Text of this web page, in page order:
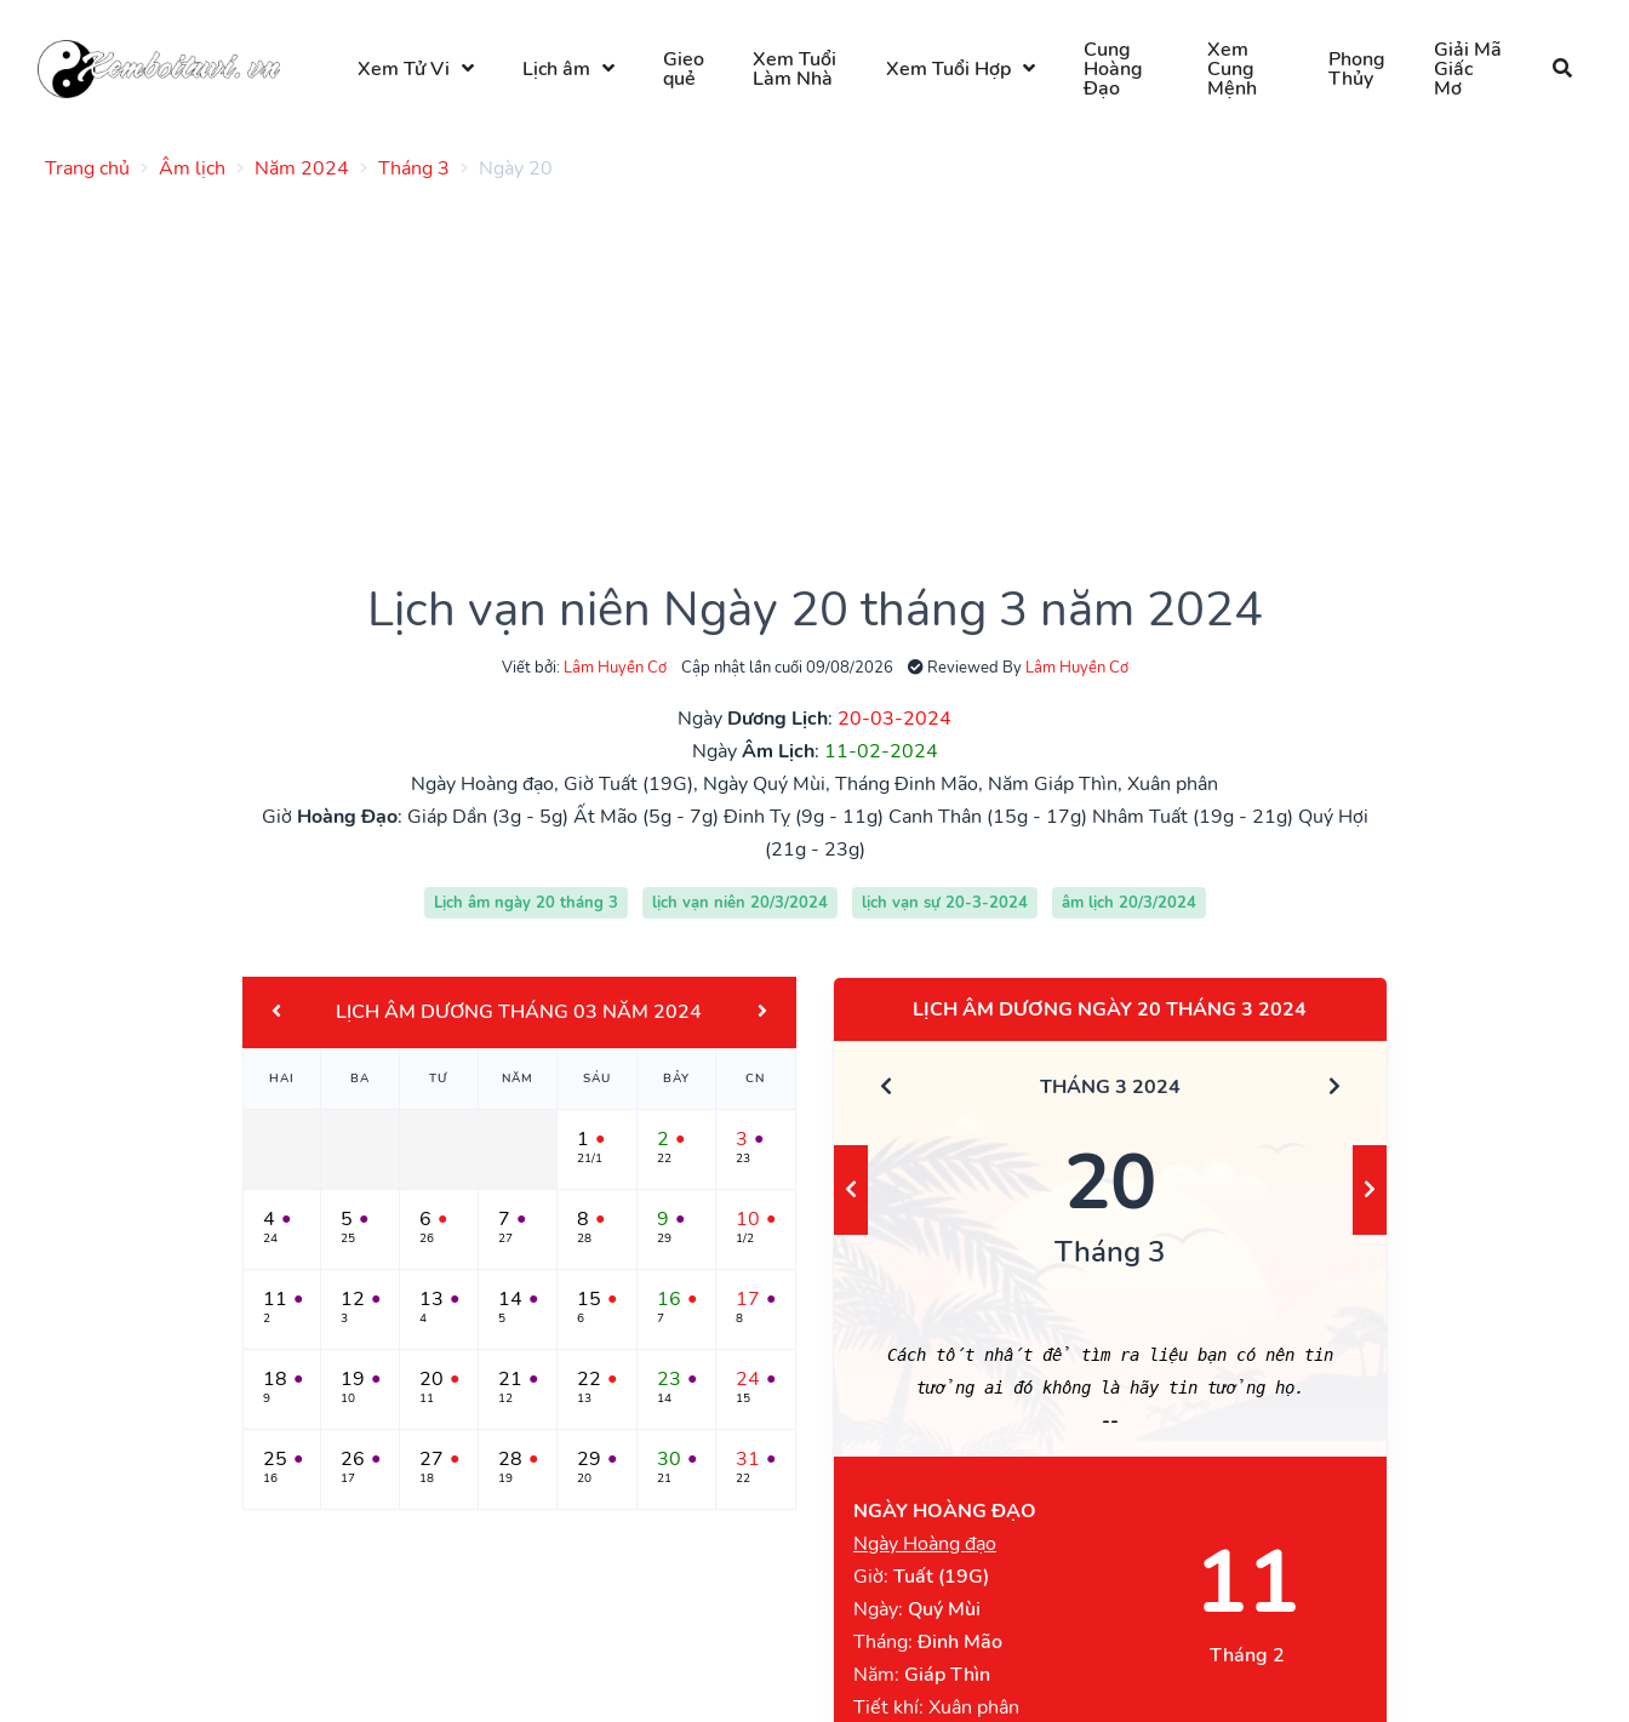
Xem Tử Vi Lịch âm Gieo
quẻ
Xem Tuổi
Làm Nhà Xem Tuổi Hợp
Cung
Hoàng
Đạo
Xem
Cung
Mệnh
Phong
Thủy
Giải Mã
Giấc
Mơ
Trang chủ Âm lịch Năm 2024 Tháng 3 Ngày 20
Lịch vạn niên Ngày 20 tháng 3 năm 2024
Viết bởi: Lâm Huyền Cơ Cập nhật lần cuối 09/08/2026 Reviewed By Lâm Huyền Cơ
Ngày Dương Lịch: 20-03-2024
NgàyÂm Lịch: 11-02-2024
Ngày Hoàng đạo, Giờ Tuất (19G), Ngày Quý Mùi, Tháng Đinh Mão, Năm Giáp Thìn, Xuân phân
Giờ Hoàng Đạo: Giáp Dần (3g - 5g) Ất Mão (5g - 7g) Đinh Tỵ (9g - 11g) Canh Thân (15g - 17g) Nhâm Tuất (19g - 21g) Quý Hợi
(21g - 23g)
Lịch âm ngày 20 tháng 3 lịch vạn niên 20/3/2024 lịch vạn sự 20-3-2024 âm lịch 20/3/2024
LỊCH ÂM DƯƠNG THÁNG 03 NĂM 2024
HAI BA TƯ NĂM SÁU BẢY CN
1 ●
21/1
2 ●
22
3 ●
23
4 ●
24
5 ●
25
6 ●
26
7 ●
27
8 ●
28
9 ●
29
10 ●
1/2
11 ●
2
12 ●
3
13 ●
4
14 ●
5
15 ●
6
16 ●
7
17 ●
8
18 ●
9
19 ●
10
20 ●
11
21 ●
12
22 ●
13
23 ●
14
24 ●
15
25 ●
16
26 ●
17
27 ●
18
28 ●
19
29 ●
20
30 ●
21
31 ●
22
LỊCH ÂM DƯƠNG NGÀY 20 THÁNG 3 2024
THÁNG 3 2024
20
Tháng 3
Cách tốt nhất để tìm ra liệu bạn có nên tin
tưởng ai đó không là hãy tin tưởng họ.
--
NGÀY HOÀNG ĐẠO
Ngày Hoàng đạo
Giờ: Tuất (19G)
Ngày: Quý Mùi
Tháng: Đinh Mão
Năm: Giáp Thìn
Tiết khí: Xuân phân
11
Tháng 2